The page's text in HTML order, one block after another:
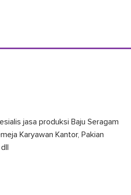
jasa produksi Baju Seragam
Karyawan Kantor, Pakian